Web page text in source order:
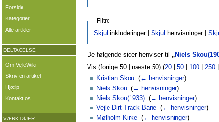
Filtre
Skjul inkluderinger | Skjul henvisninger |
De følgende sider henviser til „ Niels
Vis (forrige 50 | næste 50) (20 50 100 250
Kristian Skou ‎(← henvisninger)
Niels Skou ‎(← henvisninger)
Niels Skou(1933) ‎(← henvisninger)
Vejle Dirt-Track Bane ‎(← henvisninger)
Mølholm Kirke ‎(← henvisninger)
Forside
Kategorier
Alle artikler
DELTAGELSE
Om VejleWiki
Skriv en artikel
Hjælp
Kontakt os
VÆRKTØJER